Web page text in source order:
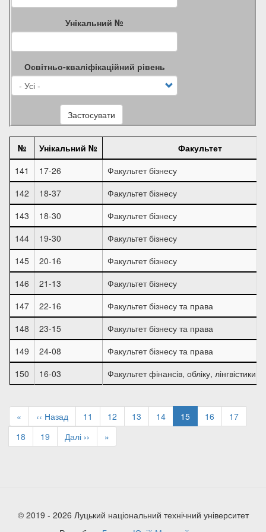
Унікальний №
Освітньо-кваліфікаційний рівень
Застосувати
№ Унікальний №
Факультет
141
17-26
Факультет бізнесу
142
18-37
Факультет бізнесу
143
18-30
Факультет бізнесу
144
19-30
Факультет бізнесу
145
20-16
Факультет бізнесу
146
21-13
Факультет бізнесу
147
22-16
Факультет бізнесу та права
148
23-15
Факультет бізнесу та права
149
24-08
Факультет бізнесу та права
150
16-03 Факультет фінансів, обліку, лінгвістики
Розбивка
на
сторінки
Перша
сторінка
«
Попередня
сторінка
‹‹ Назад Page
11 Page
12 Page
13 Page
14
Поточна
сторінка
15 Page
16 Page
17
Page
18 Page
19
Наступна
сторінка
Далі ››
Остання
сторінка
»
© 2019 - 2026 Луцький національний технічний університет